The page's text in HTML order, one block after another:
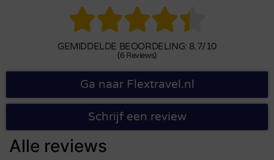

GEMIDDELDE BEOORDELING: 8.7/10
(6 Reviews)
Ga naar Flextravel.nl
Schrijf een review
Alle reviews